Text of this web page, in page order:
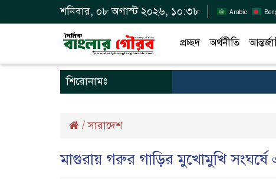
শনিবার, ০৮ অগাস্ট ২০২৬, ১০:৩৮ Arabic
প্রচ্ছদ অর্থনীতি
শিরোনামঃ
/সারাদেশ
মাগুরায় গরুর গাড়ির মুখোমুখি